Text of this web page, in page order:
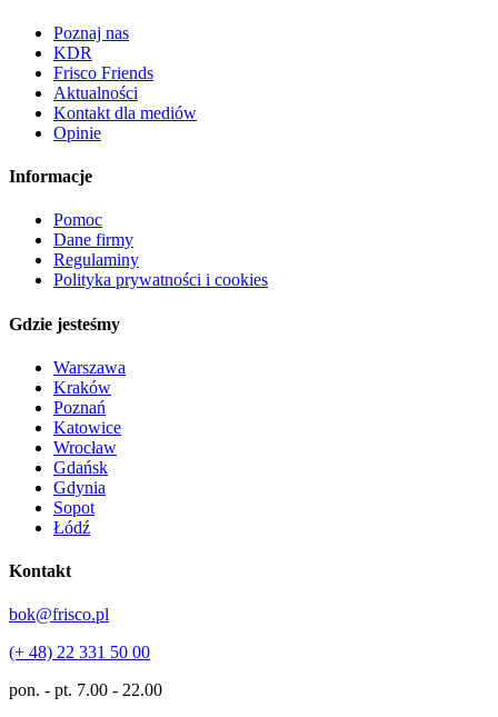
Poznaj nas
KDR
Frisco Friends
Aktualności
Kontakt dla mediów
Opinie
Informacje
Pomoc
Dane firmy
Regulaminy
Polityka prywatności i cookies
Gdzie jesteśmy
Warszawa
Kraków
Poznań
Katowice
Wrocław
Gdańsk
Gdynia
Sopot
Łódź
Kontakt
bok@frisco.pl
(+ 48) 22 331 50 00
pon. - pt. 7.00 - 22.00